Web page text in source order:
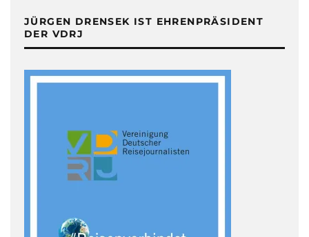
JÜRGEN DRENSEK IST EHRENPRÄSIDENT
DER VDRJ